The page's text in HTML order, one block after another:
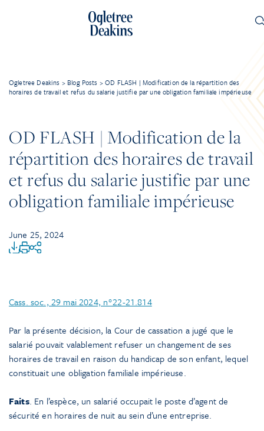
Ogletree Deakins > Blog Posts >OD FLASH | Modification de la répartition des
horaires de travail et refus du salarie justifie par une obligation familiale impérieuse
OD FLASH | Modification de la
répartition des horaires de travail
et refus du salarie justifie par une
obligation familiale impérieuse
June 25, 2024
Cass. soc., 29 mai 2024, n°22-21.814
Par la présente décision, la Cour de cassation a jugé que le
salarié pouvait valablement refuser un changement de ses
horaires de travail en raison du handicap de son enfant, lequel
constituait une obligation familiale impérieuse.
Faits. En l’espèce, un salarié occupait le poste d’agent de
sécurité en horaires de nuit au sein d’une entreprise.